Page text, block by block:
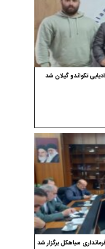
تکواندو گیلان شد
سیاهکل برگزار شد